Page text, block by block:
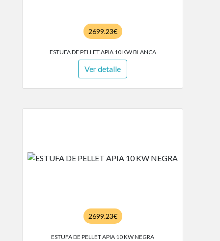
2699.23€
ESTUFA DE PELLET APIA 10 KW BLANCA
Ver detalle
2699.23€
ESTUFA DE PELLET APIA 10 KW NEGRA